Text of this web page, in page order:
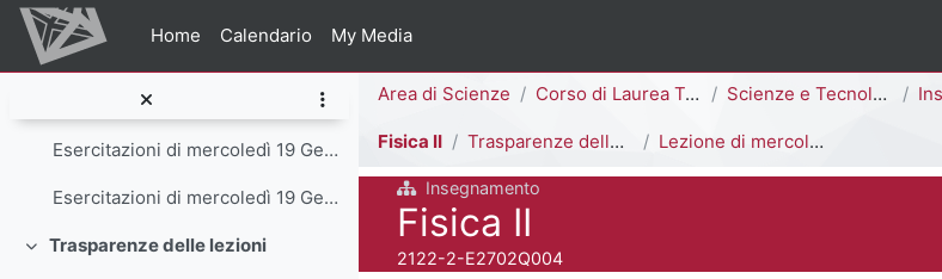
Vai al contenuto principale
Home
Calendario My Media
Esercitazioni di martedì 18 Gennaio 2022 - parte2
Esercitazioni di mercoledì 19 Gennaio 2022 - parte1
Esercitazioni di mercoledì 19 Gennaio 2022 - parte2
Minimizza
Trasparenze delle lezioni
Percorso della pagina
Area di Scienze Corso di Laurea Triennale Scienze e Tecnologie Chimiche [E2703Q - E2702Q]
Fisica II Trasparenze delle lezioni Lezione di mercoledì 20 Ottobre 2021
Insegnamento
Titolo del corso
Fisica II
Codice identificativo del corso
2122-2-E2702Q004